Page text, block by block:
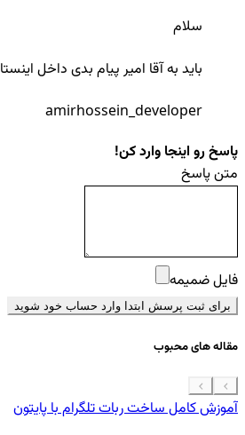
سلام
باید به آقا امیر پیام بدی داخل اینستا
amirhossein_developer
پاسخ رو اینجا وارد کن!
متن پاسخ
فایل ضمیمه
برای ثبت پرسش ابتدا وارد حساب خود شوید
مقاله های محبوب
آموزش کامل ساخت ربات تلگرام با پایتون